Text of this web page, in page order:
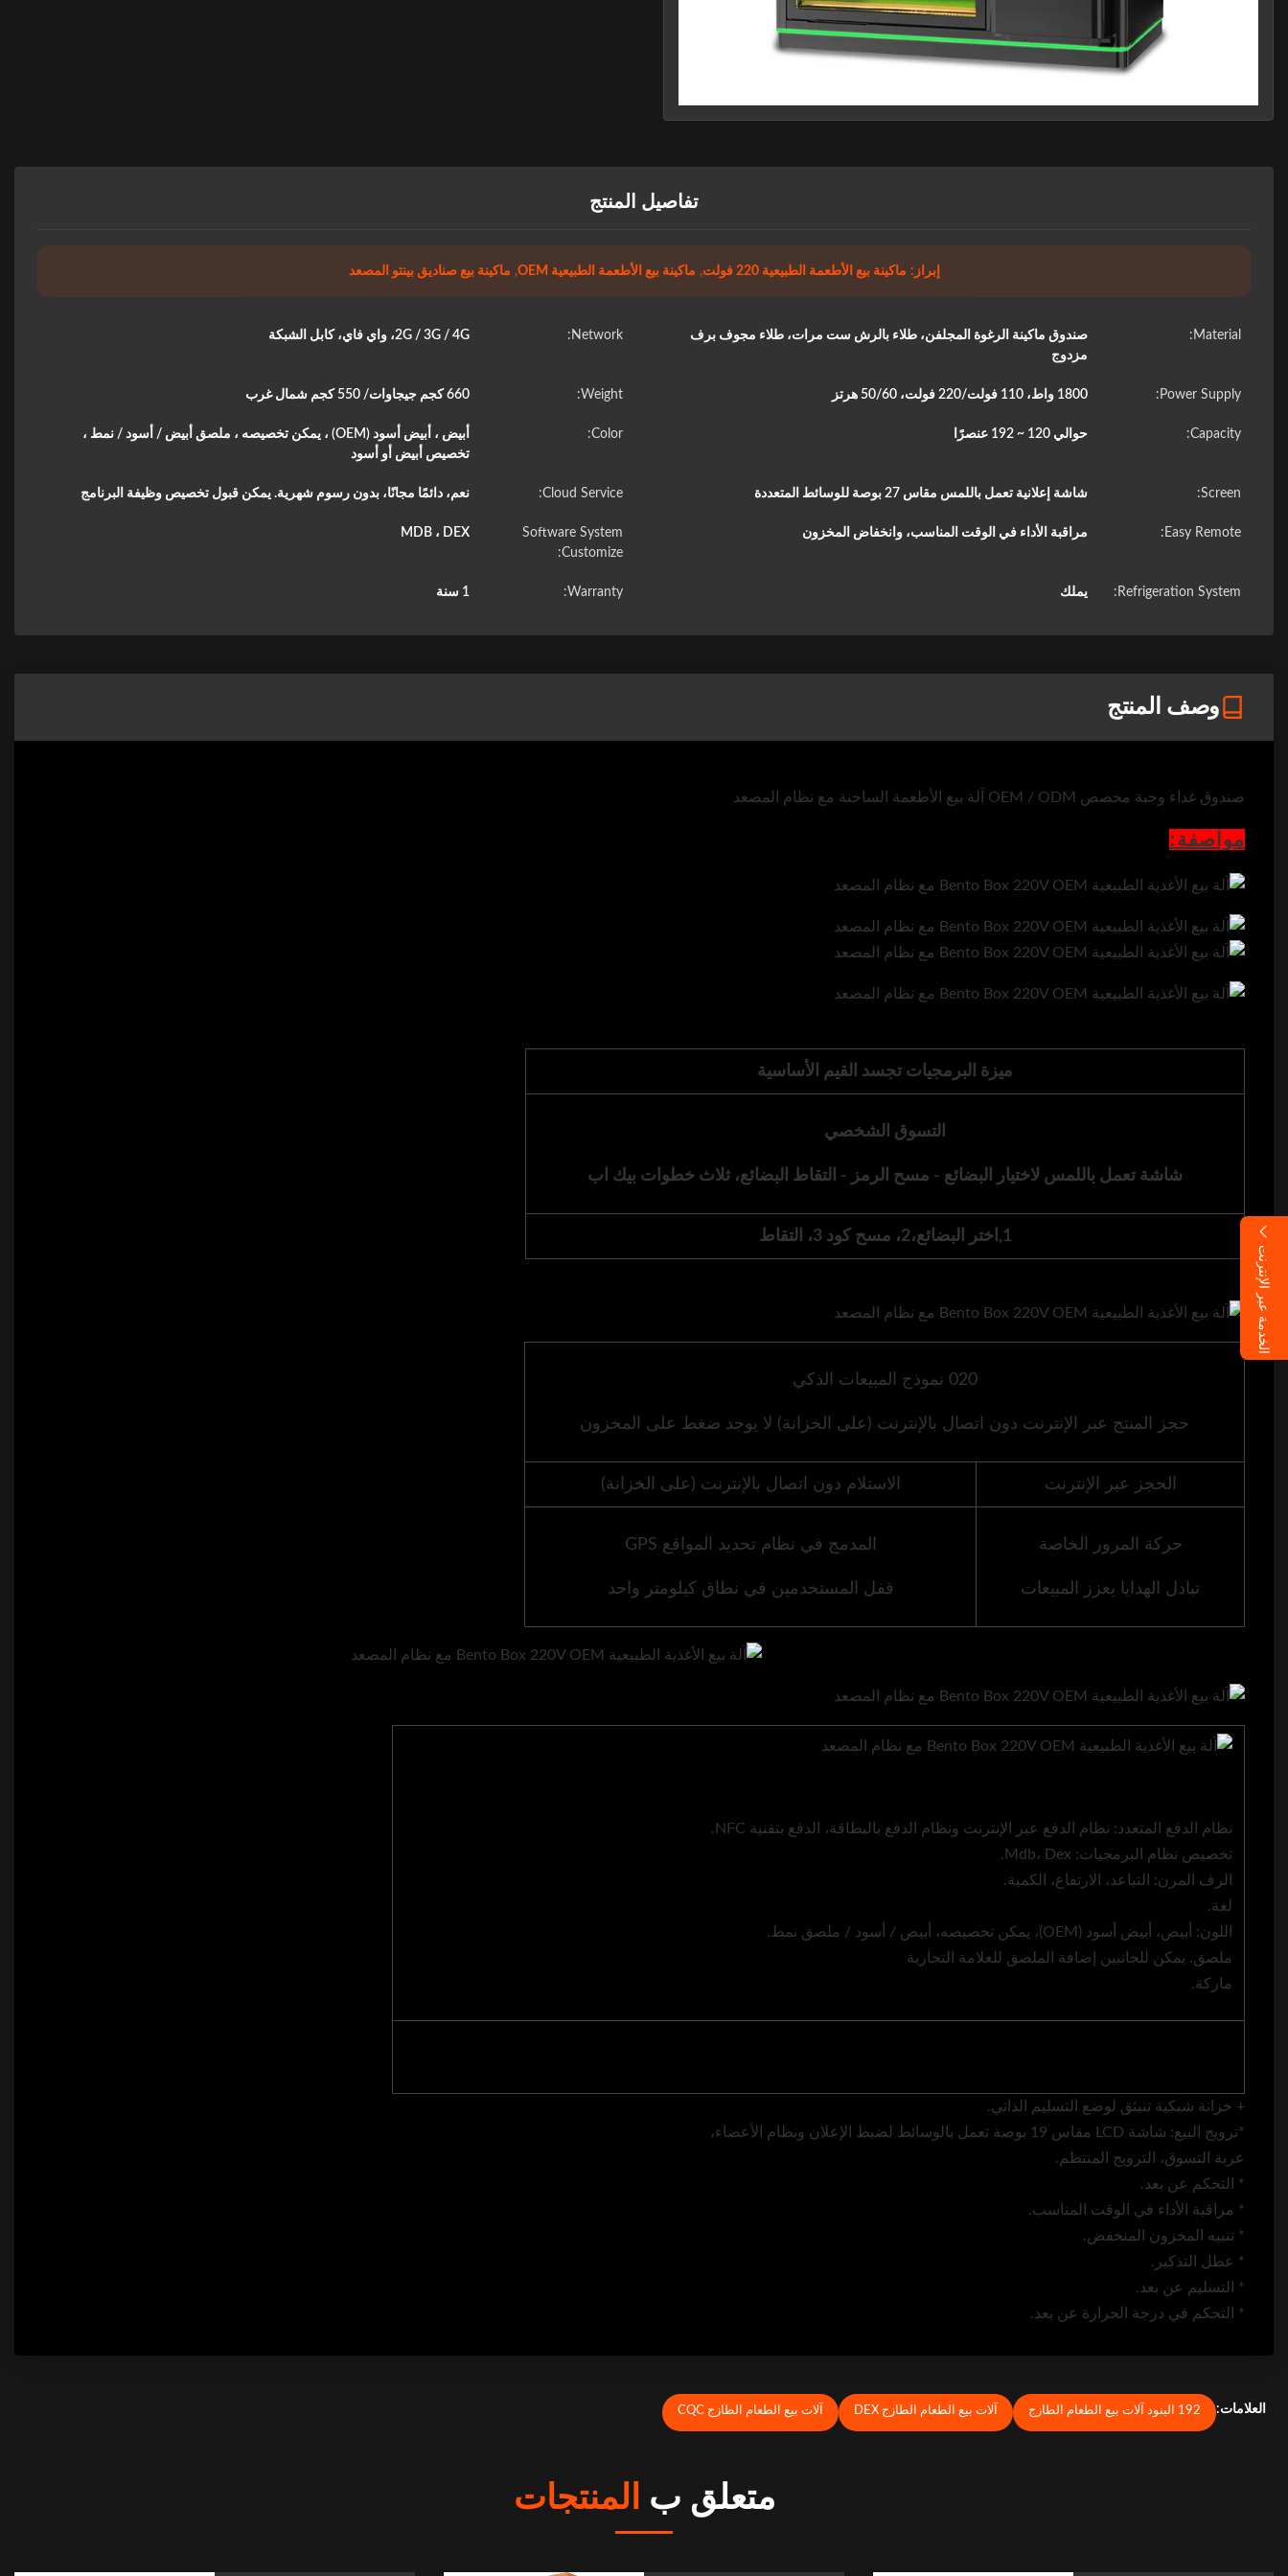
الخدمة عبر الإنترنت
تفاصيل المنتج
إبراز: ماكينة بيع الأطعمة الطبيعية 220 فولت , ماكينة بيع الأطعمة الطبيعية OEM , ماكينة بيع صناديق بينتو المصعد
Material:
صندوق ماكينة الرغوة المجلفن، طلاء بالرش ست مرات، طلاء مجوف برف
مزدوج
Network: 2G / 3G / 4G، واي فاي، كابل الشبكة
Power Supply: 1800 واط، 110 فولت/220 فولت، 50/60 هرتز Weight: 660 كجم جيجاوات/ 550 كجم شمال غرب
Capacity: حوالي 120 ~ 192 عنصرًا Color:
أبيض ، أبيض أسود (OEM) ، يمكن تخصيصه ، ملصق أبيض / أسود / نمط ،
تخصيص أبيض أو أسود
Screen: شاشة إعلانية تعمل باللمس مقاس 27 بوصة للوسائط المتعددة Cloud Service: نعم، دائمًا مجانًا، بدون رسوم شهرية. يمكن قبول تخصيص وظيفة البرنامج
Easy Remote: مراقبة الأداء في الوقت المناسب، وانخفاض المخزون
Software System
Customize:
MDB ، DEX
Refrigeration System: يملك Warranty: 1 سنة
وصف المنتج
صندوق غداء وجبة مخصص OEM / ODM آلة بيع الأطعمة الساخنة مع نظام المصعد
مواصفة:
ميزة البرمجيات تجسد القيم الأساسية
التسوق الشخصي
شاشة تعمل باللمس لاختيار البضائع - مسح الرمز - التقاط البضائع، ثلاث خطوات بيك اب
1, اختر البضائع،2، مسح كود 3، التقاط
020 نموذج المبيعات الذكي
حجز المنتج عبر الإنترنت دون اتصال بالإنترنت (على الخزانة) لا يوجد ضغط على المخزون
الحجز عبر الإنترنت الاستلام دون اتصال بالإنترنت (على الخزانة)
حركة المرور الخاصة
تبادل الهدايا يعزز المبيعات
المدمج في نظام تحديد المواقع GPS
قفل المستخدمين في نطاق كيلومتر واحد
نظام الدفع المتعدد: نظام الدفع عبر الإنترنت ونظام الدفع بالبطاقة، الدفع بتقنية NFC.
تخصيص نظام البرمجيات: Mdb، Dex.
الرف المرن: التباعد، الارتفاع، الكمية.
لغة.
اللون: أبيض، أبيض أسود (OEM)، يمكن تخصيصه، أبيض / أسود / ملصق نمط.
ملصق. يمكن للجانبين إضافة الملصق للعلامة التجارية
ماركة.
+ خزانة شبكية تنبثق لوضع التسليم الذاتي.
*ترويج البيع: شاشة LCD مقاس 19 بوصة تعمل بالوسائط لضبط الإعلان ونظام الأعضاء،
عربة التسوق، الترويج المنتظم.
* التحكم عن بعد.
* مراقبة الأداء في الوقت المناسب.
* تنبيه المخزون المنخفض.
* عطل التذكير.
* التسليم عن بعد.
* التحكم في درجة الحرارة عن بعد.
العلامات: 192 البنود آلات بيع الطعام الطازج آلات بيع الطعام الطازج DEX آلات بيع الطعام الطازج CQC
متعلق ب المنتجات